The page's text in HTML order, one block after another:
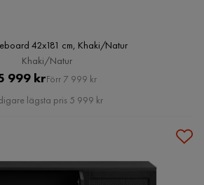
42x181 cm, Khaki/Natur
Khaki/Natur
Pris
999 krOriginal
Pris
Förr 7 999 kr
lägsta pris 5 999 kr